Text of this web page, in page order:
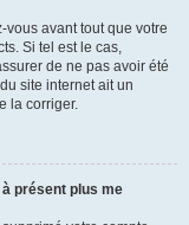
vous avant tout que votre
Si tel est le cas,
de ne pas avoir été
site internet ait un
la corriger.
présent plus me